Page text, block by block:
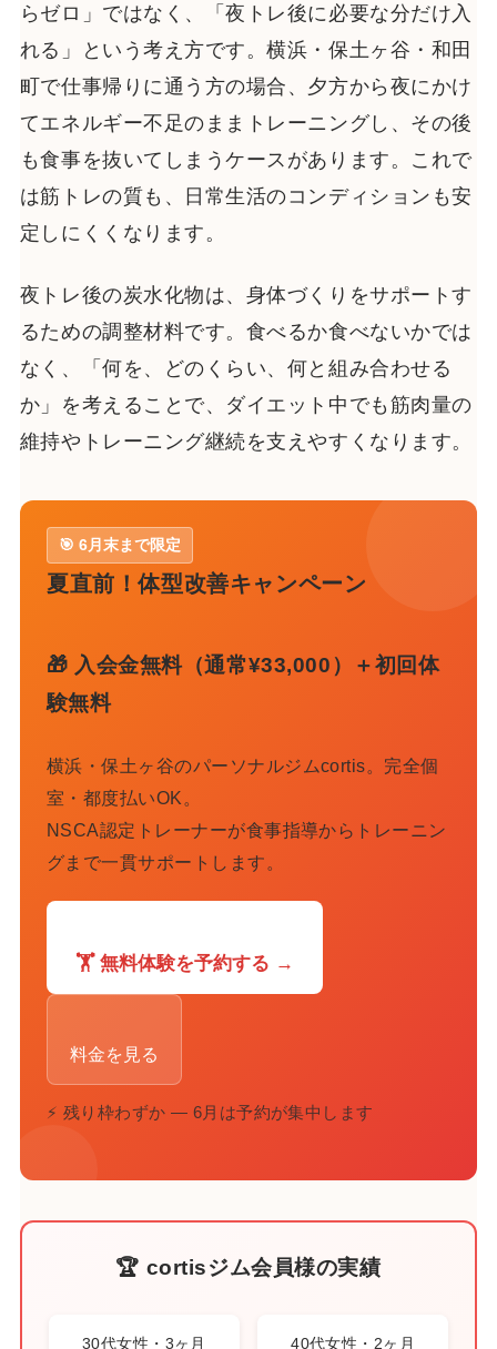
らゼロ」ではなく、「夜トレ後に必要な分だけ入
れる」という考え方です。横浜・保土ヶ谷・和田
町で仕事帰りに通う方の場合、夕方から夜にかけ
てエネルギー不足のままトレーニングし、その後
も食事を抜いてしまうケースがあります。これで
は筋トレの質も、日常生活のコンディションも安
定しにくくなります。
夜トレ後の炭水化物は、身体づくりをサポートす
るための調整材料です。食べるか食べないかでは
なく、「何を、どのくらい、何と組み合わせる
か」を考えることで、ダイエット中でも筋肉量の
維持やトレーニング継続を支えやすくなります。
🎯 6月末まで限定
夏直前！体型改善キャンペーン
🎁 入会金無料（通常¥33,000）＋初回体
験無料
横浜・保土ヶ谷のパーソナルジムcortis。完全個
室・都度払いOK。
NSCA認定トレーナーが食事指導からトレーニン
グまで一貫サポートします。
🏋️ 無料体験を予約する →
料金を見る
⚡ 残り枠わずか — 6月は予約が集中します
🏆 cortisジム会員様の実績
30代女性・3ヶ月 40代女性・2ヶ月